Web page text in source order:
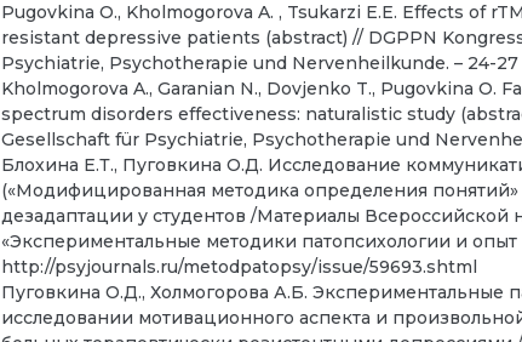
Pugovkina O., Kholmogorova A. , Tsukarzi E.E. Effects of
resistant depressive patients (abstract) // DGPPN
Psychiatrie, Psychotherapie und Nervenheilkunde. – 24-27
Kholmogorova A., Garanian N., Dovjenko T., Pugovkina O.
spectrum disorders effectiveness: naturalistic study
Gesellschaft für Psychiatrie, Psychotherapie und
Блохина Е.Т., Пуговкина О.Д. Исследование
(«Модифицированная методика определения
дезадаптации у студентов /Материалы
«Экспериментальные методики патопсихологии и опыт
http://psyjournals.ru/metodpatopsy/issue/59693.shtml
Пуговкина О.Д., Холмогорова А.Б. Экспериментальные
исследовании мотивационного аспекта и